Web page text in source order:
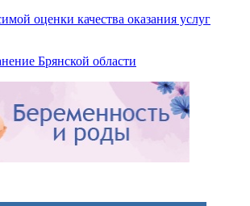
оценки качества оказания услуг
Брянской области